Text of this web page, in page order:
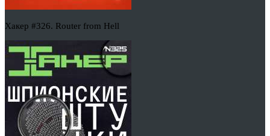
Хакер #326. Router from Hell